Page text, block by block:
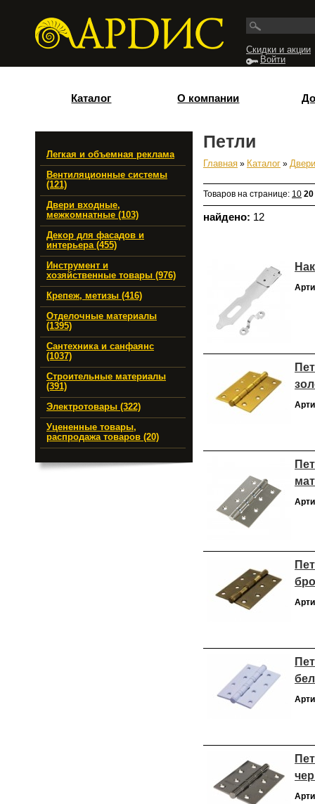
Скидки и акции
Войти
Каталог О компании
Легкая и объемная реклама
Вентиляционные системы
(121)
Двери входные,
межкомнатные (103)
Декор для фасадов и
интерьера (455)
Инструмент и
хозяйственные товары (976)
Крепеж, метизы (416)
Отделочные материалы
(1395)
Сантехника и санфаянс
(1037)
Строительные материалы
(391)
Электротовары (322)
Уцененные товары,
распродажа товаров (20)
Петли
Вы здесь
Главная » Каталог »
Товаров на странице: 10 20
найдено: 12